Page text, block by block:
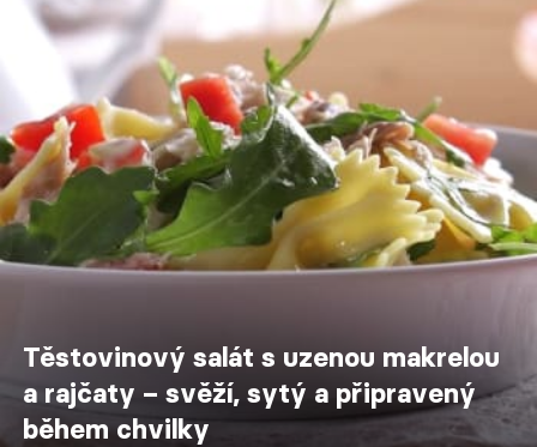
Těstovinový salát s uzenou makrelou
a rajčaty – svěží, sytý a připravený
během chvilky